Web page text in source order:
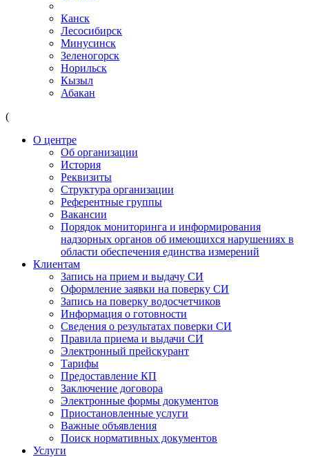
Канск
Лесосибирск
Минусинск
Зеленогорск
Норильск
Кызыл
Абакан
(
О центре
Об организации
История
Реквизиты
Структура организации
Референтные группы
Вакансии
Порядок мониторинга и информирования
надзорных органов об имеющихся нарушениях в
области обеспечения единства измерений
Клиентам
Запись на прием и выдачу СИ
Оформление заявки на поверку СИ
Запись на поверку водосчетчиков
Информация о готовности
Сведения о результатах поверки СИ
Правила приема и выдачи СИ
Электронный прейскурант
Тарифы
Предоставление КП
Заключение договора
Электронные формы документов
Приостановленные услуги
Важные объявления
Поиск нормативных документов
Услуги